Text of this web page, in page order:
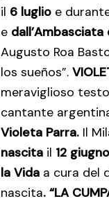
il 6 luglio e
e
Augusto Roa
los sueños”.
meraviglioso
cantante
Violeta Parra. Il
nascita il 12 giugno
la Vida a cura del
nascita. “LA